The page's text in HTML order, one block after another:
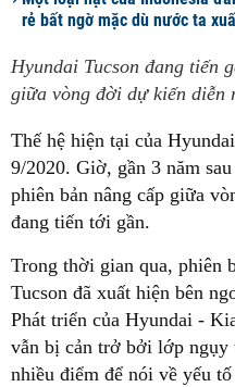
rẻ bất ngờ mặc dù nước ta
Hyundai Tucson đang tiến
giữa vòng đời dự kiến diễn
Thế hệ hiện tại của
9/2020. Giờ, gần 3 năm
phiên bản nâng cấp giữa
đang tiến tới gần.
Trong thời gian qua, phiên
Tucson đã xuất hiện bên
Phát triển của Hyundai -
vẫn bị cản trở bởi lớp ngụy
nhiều điểm để nói về yếu